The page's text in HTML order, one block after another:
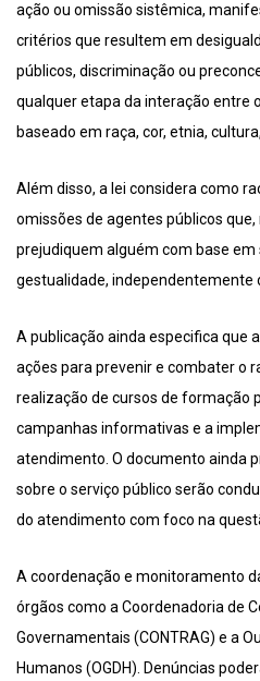
ação ou omissão sistêmica,
critérios que resultem em
públicos, discriminação ou
qualquer etapa da interação entre
baseado em raça, cor, etnia,
Além disso, a lei considera como
omissões de agentes públicos
prejudiquem alguém com base em
gestualidade, independentemente
A publicação ainda especifica que
ações para prevenir e combater o
realização de cursos de formação
campanhas informativas e a
atendimento. O documento ainda
sobre o serviço público serão
do atendimento com foco na
A coordenação e monitoramento
órgãos como a Coordenadoria de
Governamentais (CONTRAG) e a
Humanos (OGDH). Denúncias